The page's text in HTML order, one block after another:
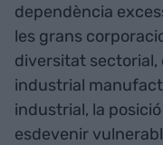
dependència
les grans
diversitat sectorial,
industrial
industrial, la
esdevenir